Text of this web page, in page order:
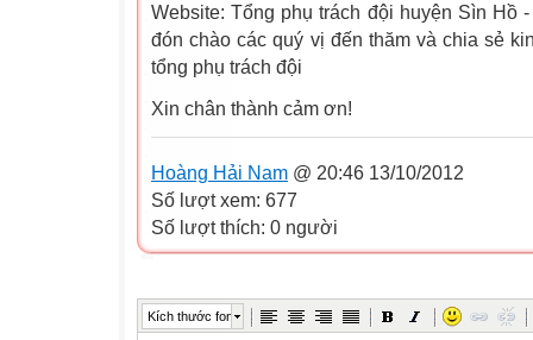
Website: Tổng phụ trách đội huyện Sìn Hồ
đón chào các quý vị đến thăm và chia sẻ
tổng phụ trách đội
Xin chân thành cảm ơn!
Hoàng Hải Nam @ 20:46 13/10/2012
Số lượt xem: 677
Số lượt thích: 0 người
Kích thước font